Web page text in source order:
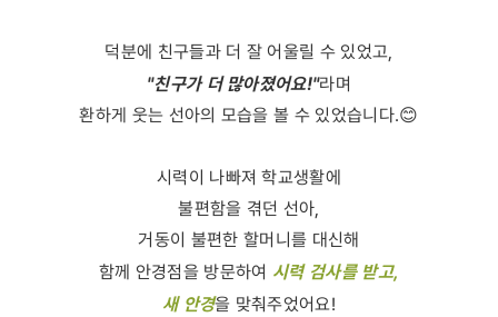
덕분에 친구들과 더 잘 어울릴 수 있었고,
"친구가 더 많아졌어요!"라며
환하게 웃는 선아의 모습을 볼 수 있었습니다.😊
시력이 나빠져 학교생활에
불편함을 겪던 선아,
거동이 불편한 할머니를 대신해
함께 안경점을 방문하여 시력 검사를 받고,
새 안경을 맞춰주었어요!